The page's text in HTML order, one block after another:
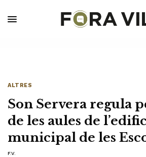
ALTRES
Son Servera regula
de les aules de
municipal de les
F.V.